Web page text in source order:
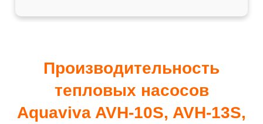
Производительность
тепловых насосов
Aquaviva AVH-10S, AVH-13S,